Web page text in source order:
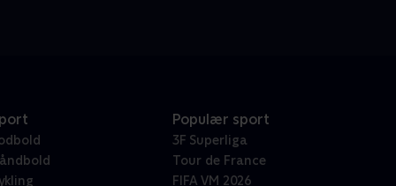
Populær sport
3F Superliga
Tour de France
FIFA VM 2026